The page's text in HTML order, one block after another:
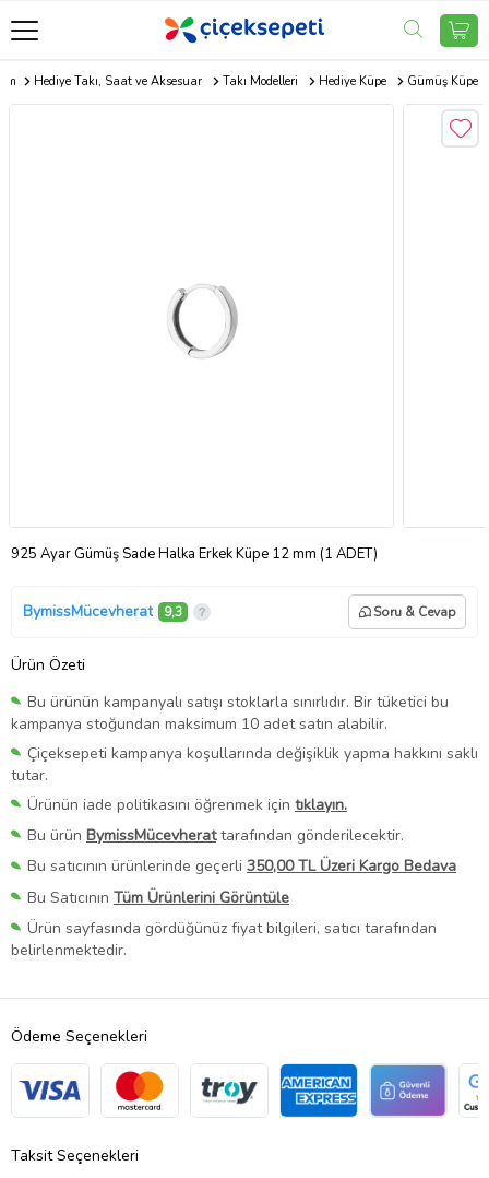
Hediye Takı, Saat ve Aksesuar Takı Modelleri Hediye Küpe Gümüş Küpe
925 Ayar Gümüş Sade Halka Erkek Küpe 12 mm (1 ADET)
BymissMücevherat 9,3 Soru & Cevap
Ürün Özeti
Bu ürünün kampanyalı satışı stoklarla sınırlıdır. Bir tüketici bu
kampanya stoğundan maksimum 10 adet satın alabilir.
Çiçeksepeti kampanya koşullarında değişiklik yapma hakkını saklı
tutar.
Ürünün iade politikasını öğrenmek için tıklayın.
Bu ürün BymissMücevherattarafından gönderilecektir.
Bu satıcının ürünlerinde geçerli 350,00 TL Üzeri Kargo Bedava
Bu Satıcının Tüm Ürünlerini Görüntüle
Ürün sayfasında gördüğünüz fiyat bilgileri, satıcı tarafından
belirlenmektedir.
Ödeme Seçenekleri
Taksit Seçenekleri